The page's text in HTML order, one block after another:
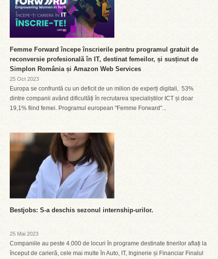
Femme Forward începe înscrierile pentru programul gratuit de
reconversie profesională în IT, destinat femeilor, și susținut de
Simplon România și Amazon Web Services
25 Oct 2023
Europa se confruntă cu un deficit de un milion de experți digitali, 53%
dintre companii având dificultăți în recrutarea specialiștilor ICT și doar
19,1% fiind femei. Programul european "Femme Forward"...
Bestjobs: S-a deschis sezonul internship-urilor.
25 Mai 2023
Companiile au peste 4.000 de locuri în programe destinate tinerilor aflați la
început de carieră, cele mai multe în Auto, IT, Inginerie și Financiar Finalul